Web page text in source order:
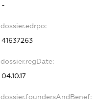
-
dossier.edrpo:
41637263
dossier.regDate:
04.10.17
dossier.foundersAndBenef: